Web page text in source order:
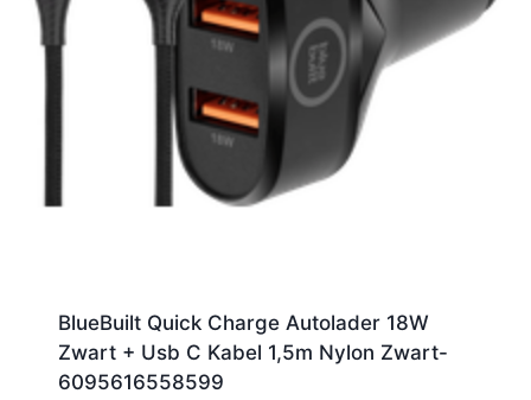
BlueBuilt Quick Charge Autolader 18W
Zwart + Usb C Kabel 1,5m Nylon Zwart-
6095616558599